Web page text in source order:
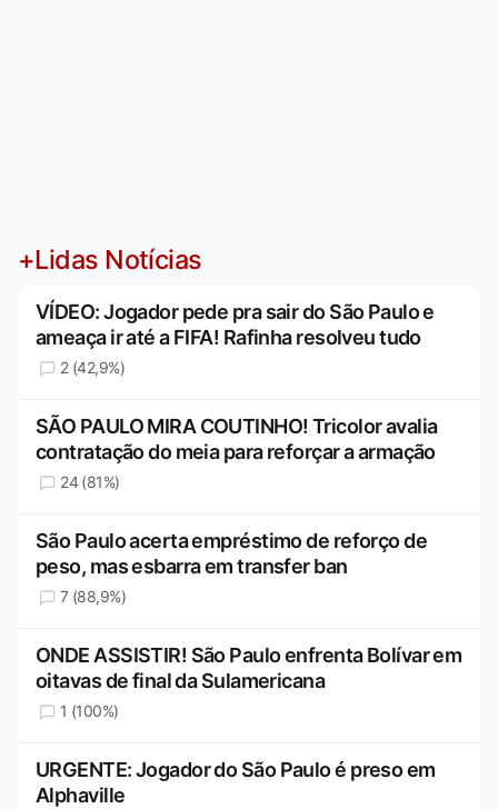
+Lidas Notícias
VÍDEO: Jogador pede pra sair do São Paulo e
ameaça ir até a FIFA! Rafinha resolveu tudo
2 (42,9%)
SÃO PAULO MIRA COUTINHO! Tricolor avalia
contratação do meia para reforçar a armação
24 (81%)
São Paulo acerta empréstimo de reforço de
peso, mas esbarra em transfer ban
7 (88,9%)
ONDE ASSISTIR! São Paulo enfrenta Bolívar em
oitavas de final da Sulamericana
1 (100%)
URGENTE: Jogador do São Paulo é preso em
Alphaville